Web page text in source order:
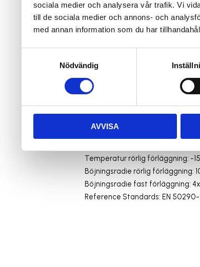
sociala medier och analysera vår trafik. Vi
till de sociala medier och annons- och
med annan information som du har
Nödvändig
AVVISA
Styrkabel YSLY-JZ
Flexibel oskärmad styrkabel.
För anslutning till kontrollpaneler,
Brandtekniska specifikationer: Oil
Isolering: PVC
Ledarmärkning: Svarta ledare
Temperatur rörlig förläggning: -
Böjningsradie rörlig förläggning:
Böjningsradie fast förläggning:
Reference Standards: EN